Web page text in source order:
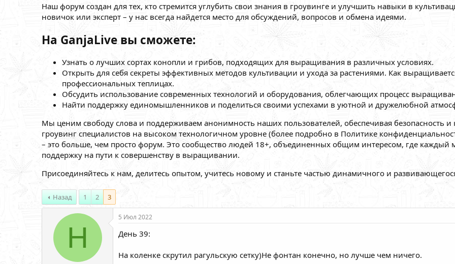
а
Наш форум создан для тех, кто стремится углубить свои знания в гроувинге и улучшить навыки в
новичок или эксперт – у нас всегда найдется место для обсуждений, вопросов и обмена идеями.
На GanjaLive вы сможете:
Узнать о лучших сортах конопли и грибов, подходящих для выращивания в различных условиях.
Открыть для себя секреты эффективных методов культивации и ухода за растениями. Как
профессиональных теплицах.
Обсудить использование современных технологий и оборудования, облегчающих процесс
Найти поддержку единомышленников и поделиться своими успехами в уютной и дружелюбной
Мы ценим свободу слова и поддерживаем анонимность наших пользователей, обеспечивая безопасность
гроувинг специалистов на высоком технологичном уровне (более подробно в Политике
– это больше, чем просто форум. Это сообщество людей 18+, объединенных общим интересом, где
поддержку на пути к совершенству в выращивании.
Присоединяйтесь к нам, делитесь опытом, учитесь новому и станьте частью динамичного и
Назад 1 2 3
H
5 Июл 2022
День 39:
На коленке скрутил рагульскую сетку)Не фонтан конечно, но лучше чем ничего.